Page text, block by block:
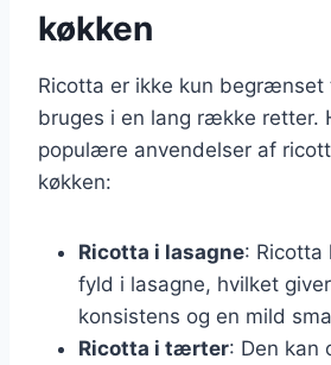
køkken
Ricotta er ikke kun begrænset
bruges i en lang række retter.
populære anvendelser af
køkken:
Ricotta i lasagne: Ricotta
fyld i lasagne, hvilket
konsistens og en mild
Ricotta i tærter: Den kan